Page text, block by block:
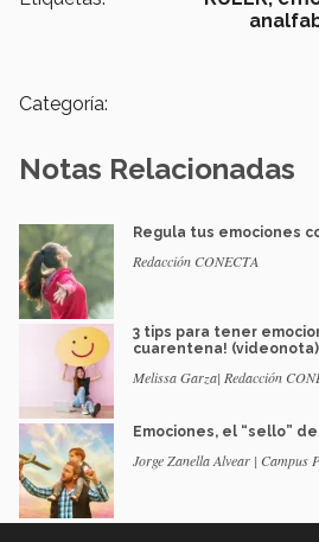
Categoría:
Notas Relacionadas
Regula tus emociones
Redacción CONECTA
3 tips para tener
cuarentena! (videonota)
Melissa Garza| Redacción
Emociones, el “sello”
Jorge Zanella Alvear | Campus